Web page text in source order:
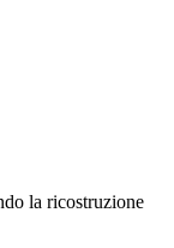
la ricostruzione